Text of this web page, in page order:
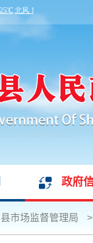
政府
县市场监督管理局